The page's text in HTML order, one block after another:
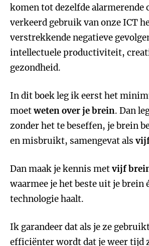
komen tot dezelfde alarmerende
verkeerd gebruik van onze ICT
verstrekkende negatieve
intellectuele productiviteit,
gezondheid.
In dit boek leg ik eerst het
moetweten over je brein. Dan
zonder het te beseffen, je brein
en misbruikt, samengevat als
Dan maak je kennis metvijf
waarmee je het beste uit je brein
technologie haalt.
Ik garandeer dat als je ze
efficiënter wordt dat je weer tijd